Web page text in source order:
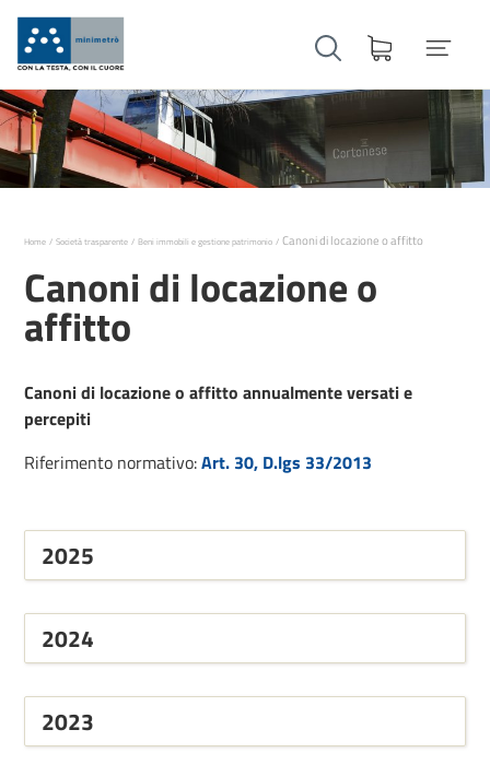
Home Società trasparente Beni immobili e gestione patrimonio Canoni di locazione o affitto
Canoni di locazione o
affitto
Canoni di locazione o affitto annualmente versati e
percepiti
Riferimento normativo:Art. 30, D.lgs 33/2013
2025
2024
2023